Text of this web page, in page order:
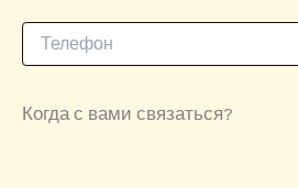
Когда с вами связаться?